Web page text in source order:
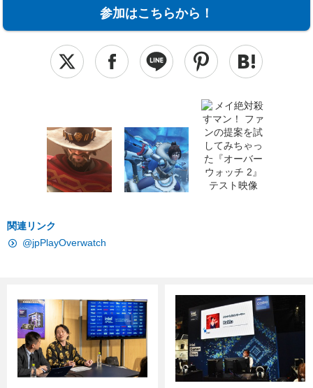
参加はこちらから！
関連リンク
@jpPlayOverwatch